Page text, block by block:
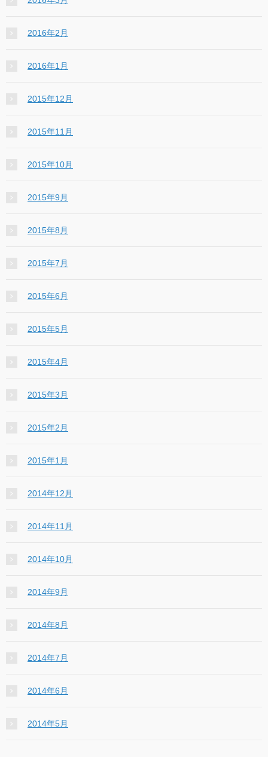
2016年2月
2016年1月
2015年12月
2015年11月
2015年10月
2015年9月
2015年8月
2015年7月
2015年6月
2015年5月
2015年4月
2015年3月
2015年2月
2015年1月
2014年12月
2014年11月
2014年10月
2014年9月
2014年8月
2014年7月
2014年6月
2014年5月